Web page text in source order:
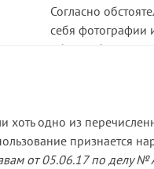
Согласно
себя фотографии
обзоры были
целях, условия
апелляционной и
фотографий,
хоть одно из
признается
от 05.06.17 по делу